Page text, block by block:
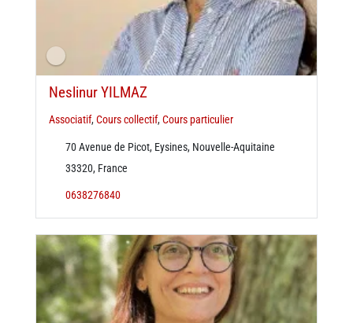
Neslinur YILMAZ
Associatif, Cours collectif, Cours particulier
70 Avenue de Picot, Eysines, Nouvelle-Aquitaine
33320, France
0638276840